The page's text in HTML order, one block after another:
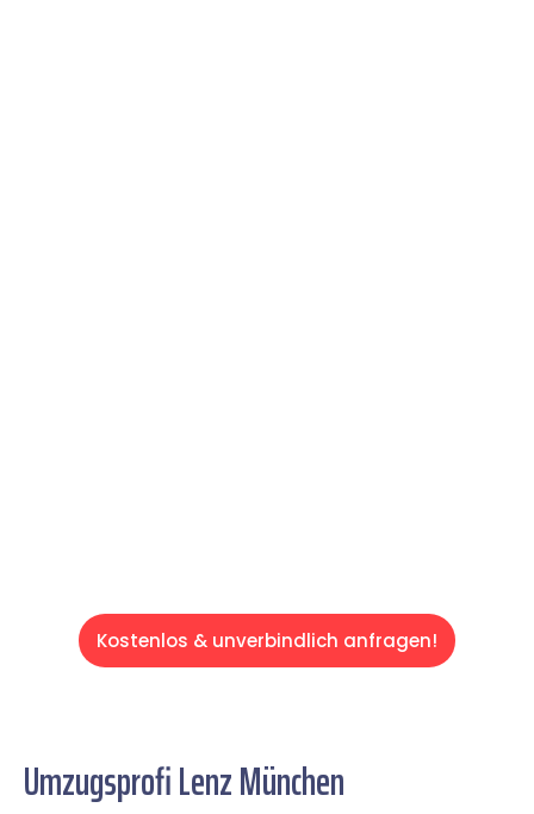
Kostenlos & unverbindlich anfragen!
Umzugsprofi Lenz München